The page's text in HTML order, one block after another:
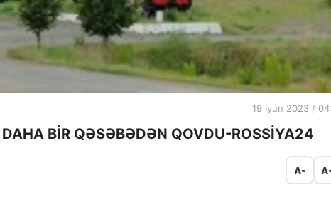
19 İyun 2023 /
DAHA BİR QƏSƏBƏDƏN QOVDU-ROSSİYA24
A-